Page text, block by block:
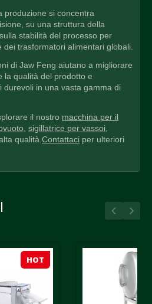
produzione si concentra
su una struttura della
stabilità del processo per
dei trasformatori alimentari globali.
di Jaw Feng aiutano a migliorare
la qualità del prodotto e
durevoli in una vasta gamma di
il nostro macchina per il
sigillatrice per vassoi
qualità. Contattaci per ulteriori
HOT